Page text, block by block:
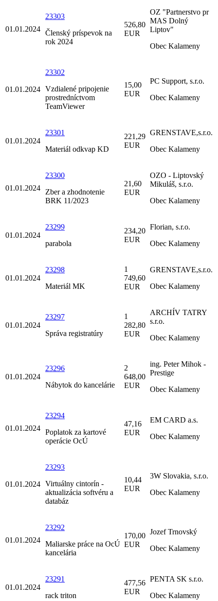
01.01.2024
23303
Členský príspevok na
rok 2024
526,80
EUR
OZ "Partnerstvo pr
MAS Dolný
Liptov"
Obec Kalameny
01.01.2024
23302
Vzdialené pripojenie
prostredníctvom
TeamViewer
15,00
EUR
PC Support, s.r.o.
Obec Kalameny
01.01.2024
23301
Materiál odkvap KD
221,29
EUR
GRENSTAVE,s.r.o.
Obec Kalameny
01.01.2024
23300
Zber a zhodnotenie
BRK 11/2023
21,60
EUR
OZO - Liptovský
Mikuláš, s.r.o.
Obec Kalameny
01.01.2024
23299
parabola
234,20
EUR
Florian, s.r.o.
Obec Kalameny
01.01.2024
23298
Materiál MK
1
749,60
EUR
GRENSTAVE,s.r.o.
Obec Kalameny
01.01.2024
23297
Správa registratúry
1
282,80
EUR
ARCHÍV TATRY
s.r.o.
Obec Kalameny
01.01.2024
23296
Nábytok do kancelárie
2
648,00
EUR
ing. Peter Mihok -
Prestige
Obec Kalameny
01.01.2024
23294
Poplatok za kartové
operácie OcÚ
47,16
EUR
EM CARD a.s.
Obec Kalameny
01.01.2024
23293
Virtuálny cintorín -
aktualizácia softvéru a
databáz
10,44
EUR
3W Slovakia, s.r.o.
Obec Kalameny
01.01.2024
23292
Maliarske práce na OcÚ
kancelária
170,00
EUR
Jozef Trnovský
Obec Kalameny
01.01.2024
23291
rack triton
477,56
EUR
PENTA SK s.r.o.
Obec Kalameny